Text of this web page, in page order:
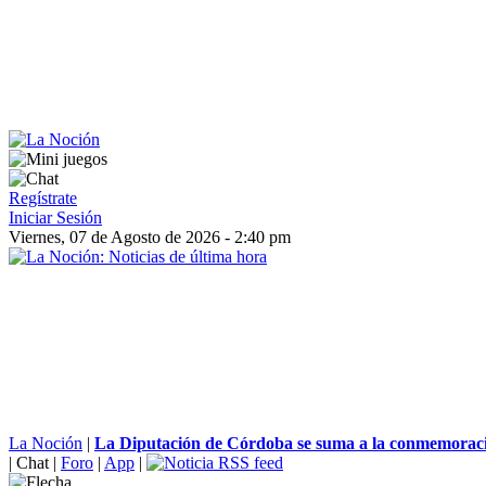
Regístrate
Iniciar Sesión
Viernes, 07 de Agosto de 2026 - 2:40 pm
La Noción | La Diputación de Córdoba se suma a la
| Chat | Foro | App |